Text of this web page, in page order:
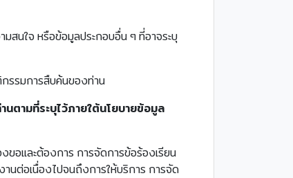
สนใจ หรือข้อมูลประกอบอื่น ๆ ที่อาจระบุ
รรมการสืบค้นของท่าน
ตามที่ระบุไว้ภายใต้นโยบายข้อมูล
ขอและต้องการ การจัดการข้อร้องเรียน
นต่อเนื่องไปจนถึงการให้บริการ การจัด